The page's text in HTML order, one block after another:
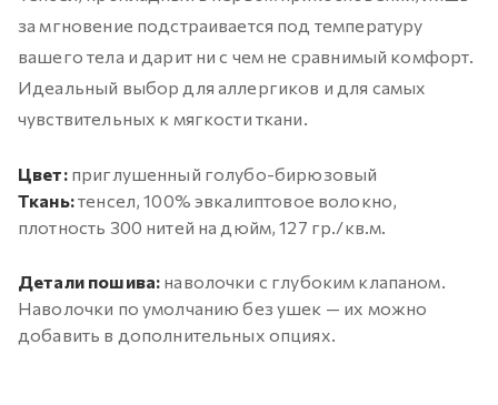
за мгновение подстраивается под температуру
вашего тела и дарит ни с чем не сравнимый комфорт.
Идеальный выбор для аллергиков и для самых
чувствительных к мягкости ткани.
Цвет: приглушенный голубо-бирюзовый
Ткань:тенсел, 100% эвкалиптовое волокно,
плотность 300 нитей на дюйм, 127 гр./кв.м.
Детали пошива: наволочки с глубоким клапаном.
Наволочки по умолчанию без ушек — их можно
добавить в дополнительных опциях.